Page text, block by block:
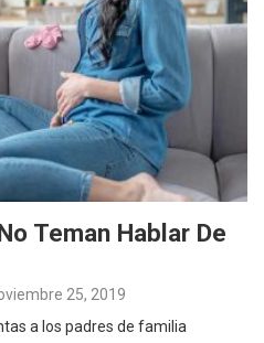
Teman Hablar De
25, 2019
a los padres de familia